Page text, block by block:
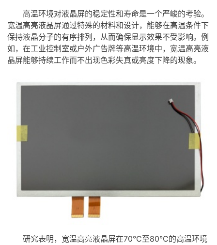
高温环境对液晶屏的稳定性和寿命是一个严峻的考验。
宽温高亮液晶屏通过特殊的材料和设计，能够在高温条件下
保持液晶分子的有序排列，从而确保显示效果不受影响。例
如，在工业控制室或户外广告牌等高温环境中，宽温高亮液
晶屏能够持续工作而不出现色彩失真或亮度下降的现象。
研究表明，宽温高亮液晶屏在70°C至80°C的高温环境